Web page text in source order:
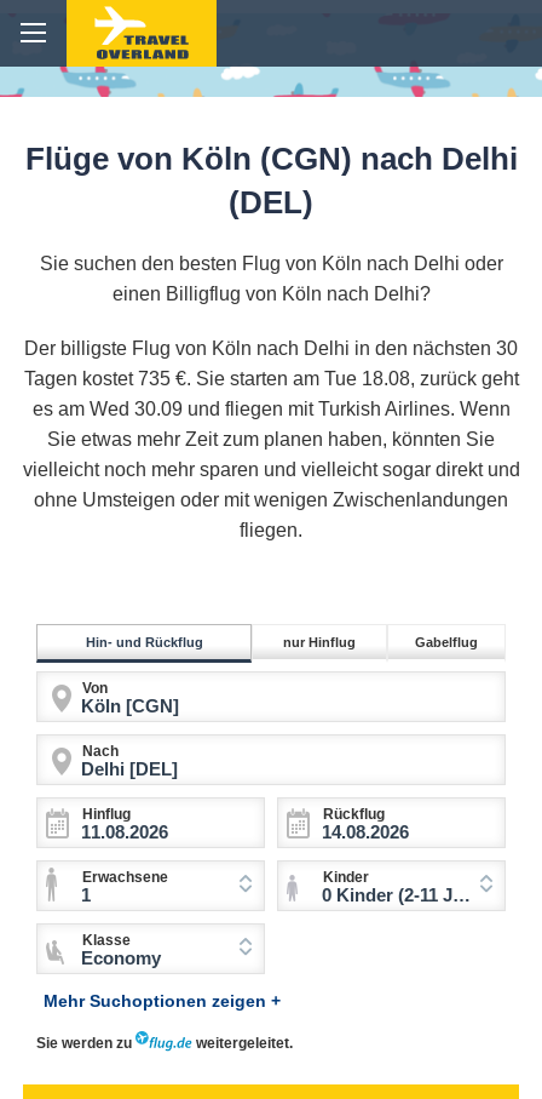
Flüge von Köln (CGN) nach Delhi
(DEL)
Sie suchen den besten Flug von Köln nach Delhi oder
einen Billigflug von Köln nach Delhi?
Der billigste Flug von Köln nach Delhi in den nächsten 30
Tagen kostet 735 €. Sie starten am Tue 18.08, zurück geht
es am Wed 30.09 und fliegen mit Turkish Airlines. Wenn
Sie etwas mehr Zeit zum planen haben, könnten Sie
vielleicht noch mehr sparen und vielleicht sogar direkt und
ohne Umsteigen oder mit wenigen Zwischenlandungen
fliegen.
Hin- und Rückflug nur Hinflug Gabelflug
Von
Nach
Hinflug Rückflug
Erwachsene
1
Kinder
0 Kinder (2-11 Jahre)
Klasse
Economy
Mehr Suchoptionen zeigen +
Sie werden zu weitergeleitet.